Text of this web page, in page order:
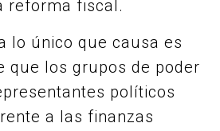
reforma fiscal.
lo único que causa es
que los grupos de poder
políticos
a las finanzas